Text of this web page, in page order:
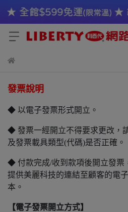
發票說明
◆ 以電子發票形式開立。
◆ 發票一經開立不得要求更改，
及發票載具類型(代碼)是否正確。
◆ 付款完成/收到款項後開立發票
提供美麗科技的連結至顧客的電
本。
【電子發票開立方式】